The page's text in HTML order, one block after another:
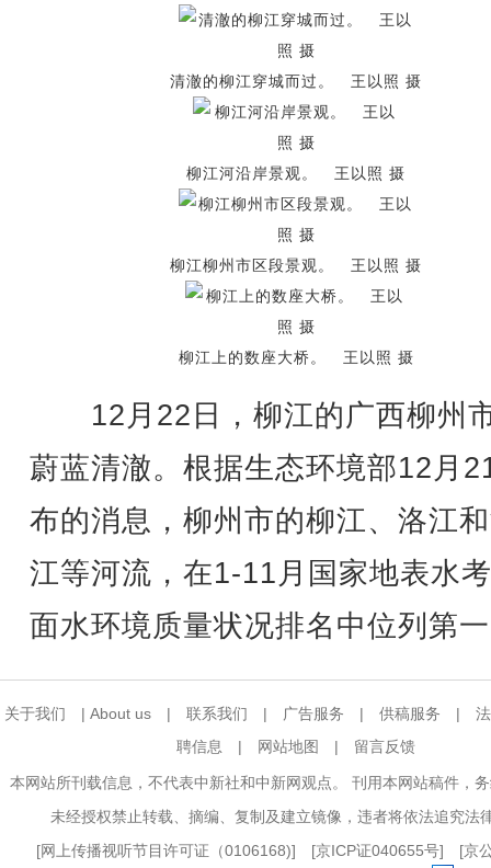
清澈的柳江穿城而过。 王以照 摄
柳江河沿岸景观。 王以照 摄
柳江柳州市区段景观。 王以照 摄
柳江上的数座大桥。 王以照 摄
12月22日，柳江的广西柳州
蔚蓝清澈。根据生态环境部12月
布的消息，柳州市的柳江、洛江
江等河流，在1-11月国家地表水
面水环境质量状况排名中位列第
关于我们 | About us | 联系我们 | 广告服务 | 供稿服务 |
聘信息
| 网站地图 | 留言反馈
本网站所刊载信息，不代表中新社和中新网观点。 刊用本网站稿件，
未经授权禁止转载、摘编、复制及建立镜像，违者将依法追究法
[网上传播视听节目许可证（0106168)] [京ICP证040655号] [京